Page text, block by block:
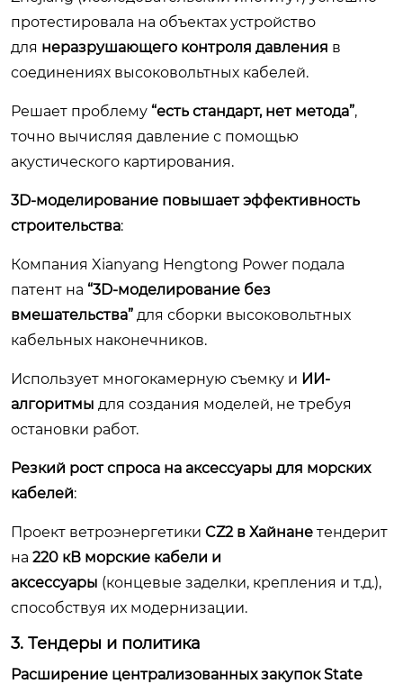
протестировала на объектах устройство
для неразрушающего контроля давления в
соединениях высоковольтных кабелей.
Решает проблему “есть стандарт, нет метода”,
точно вычисляя давление с помощью
акустического картирования.
3D-моделирование повышает эффективность
строительства:
Компания Xianyang Hengtong Power подала
патент на “3D-моделирование без
вмешательства” для сборки высоковольтных
кабельных наконечников.
Использует многокамерную съемку и ИИ-
алгоритмы для создания моделей, не требуя
остановки работ.
Резкий рост спроса на аксессуары для морских
кабелей:
Проект ветроэнергетики CZ2 в Хайнане тендерит
на 220 кВ морские кабели и
аксессуары (концевые заделки, крепления и т.д.),
способствуя их модернизации.
3. Тендеры и политика
Расширение централизованных закупок State